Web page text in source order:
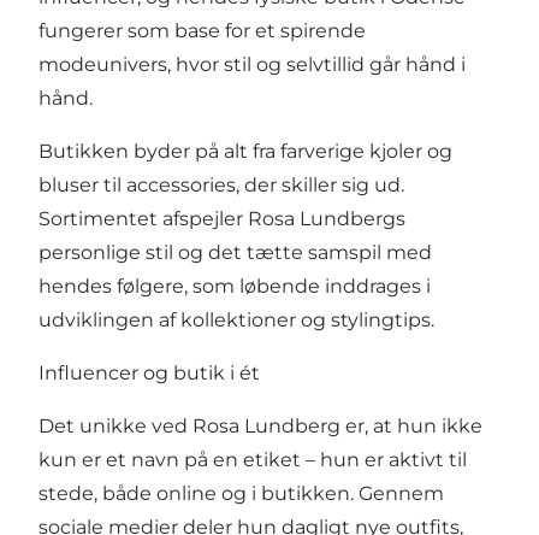
fungerer som base for et spirende
modeunivers, hvor stil og selvtillid går hånd i
hånd.
Butikken byder på alt fra farverige kjoler og
bluser til accessories, der skiller sig ud.
Sortimentet afspejler Rosa Lundbergs
personlige stil og det tætte samspil med
hendes følgere, som løbende inddrages i
udviklingen af kollektioner og stylingtips.
Influencer og butik i ét
Det unikke ved Rosa Lundberg er, at hun ikke
kun er et navn på en etiket – hun er aktivt til
stede, både online og i butikken. Gennem
sociale medier deler hun dagligt nye outfits,